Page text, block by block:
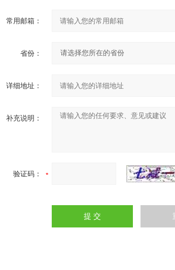
常用邮箱：
省份：
详细地址：
补充说明：
验证码：